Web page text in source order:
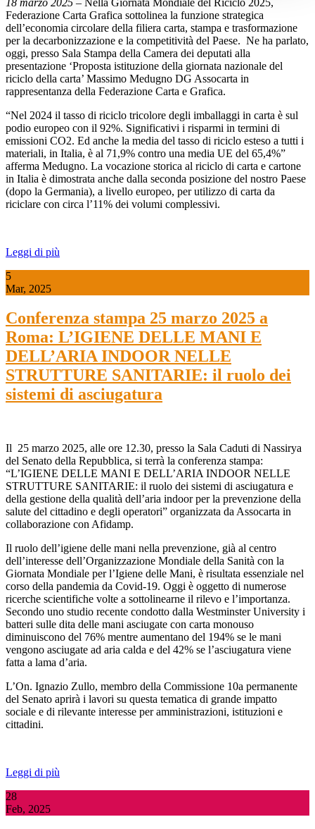
Federazione Carta Grafica sottolinea la funzione strategica
dell’economia circolare della filiera carta, stampa e trasformazione
per la decarbonizzazione e la competitività del Paese. Ne ha parlato,
oggi, presso Sala Stampa della Camera dei deputati alla
presentazione ‘Proposta istituzione della giornata nazionale del
riciclo della carta’ Massimo Medugno DG Assocarta in
rappresentanza della Federazione Carta e Grafica.
“Nel 2024 il tasso di riciclo tricolore degli imballaggi in carta è sul
podio europeo con il 92%. Significativi i risparmi in termini di
emissioni CO2. Ed anche la media del tasso di riciclo esteso a tutti i
materiali, in Italia, è al 71,9% contro una media UE del 65,4%”
afferma Medugno. La vocazione storica al riciclo di carta e cartone
in Italia è dimostrata anche dalla seconda posizione del nostro Paese
(dopo la Germania), a livello europeo, per utilizzo di carta da
riciclare con circa l’11% dei volumi complessivi.
Leggi di più
5
Mar, 2025
Conferenza stampa 25 marzo 2025 a
Roma: L’IGIENE DELLE MANI E
DELL’ARIA INDOOR NELLE
STRUTTURE SANITARIE: il ruolo dei
sistemi di asciugatura
Il 25 marzo 2025, alle ore 12.30, presso la Sala Caduti di Nassirya
del Senato della Repubblica, si terrà la conferenza stampa:
“L’IGIENE DELLE MANI E DELL’ARIA INDOOR NELLE
STRUTTURE SANITARIE: il ruolo dei sistemi di asciugatura e
della gestione della qualità dell’aria indoor per la prevenzione della
salute del cittadino e degli operatori” organizzata da Assocarta in
collaborazione con Afidamp.
Il ruolo dell’igiene delle mani nella prevenzione, già al centro
dell’interesse dell’Organizzazione Mondiale della Sanità con la
Giornata Mondiale per l’Igiene delle Mani, è risultata essenziale nel
corso della pandemia da Covid-19. Oggi è oggetto di numerose
ricerche scientifiche volte a sottolinearne il rilevo e l’importanza.
Secondo uno studio recente condotto dalla Westminster University i
batteri sulle dita delle mani asciugate con carta monouso
diminuiscono del 76% mentre aumentano del 194% se le mani
vengono asciugate ad aria calda e del 42% se l’asciugatura viene
fatta a lama d’aria.
L’On. Ignazio Zullo, membro della Commissione 10a permanente
del Senato aprirà i lavori su questa tematica di grande impatto
sociale e di rilevante interesse per amministrazioni, istituzioni e
cittadini.
Leggi di più
28
Feb, 2025